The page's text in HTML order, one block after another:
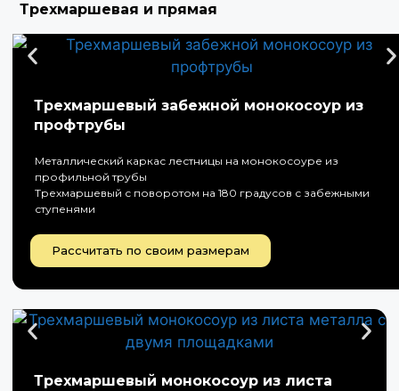
Трехмаршевая и прямая
Трехмаршевый забежной монокосоур из
профтрубы
Металлический каркас лестницы на монокосоуре из
профильной трубы
Трехмаршевый с поворотом на 180 градусов с забежными
ступенями
Рассчитать по своим размерам
Трехмаршевый монокосоур из листа